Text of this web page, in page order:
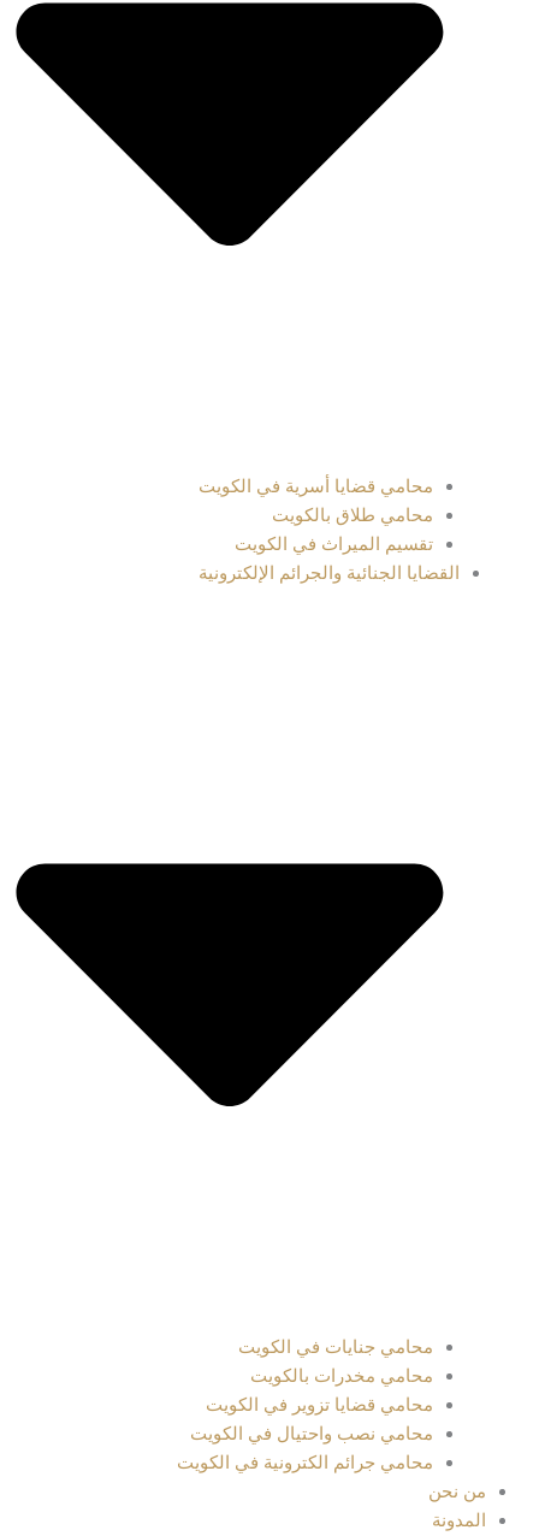
محامي قضايا أسرية في الكويت
محامي طلاق بالكويت
تقسيم الميراث في الكويت
القضايا الجنائية والجرائم الإلكترونية
محامي جنايات في الكويت
محامي مخدرات بالكويت
محامي قضايا تزوير في الكويت
محامي نصب واحتيال في الكويت
محامي جرائم الكترونية في الكويت
من نحن
المدونة